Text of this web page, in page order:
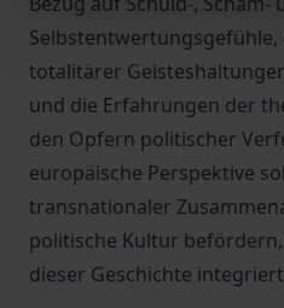
Selbstentwertungsgefühle,
totalitärer
und die Erfahrungen der
den Opfern politischer
europäische Perspektive
transnationaler
politische Kultur
dieser Geschichte